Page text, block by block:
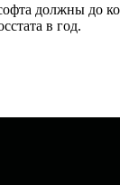
должны до
в год.